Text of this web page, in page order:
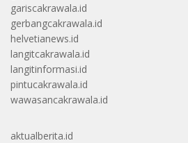
gariscakrawala.id
gerbangcakrawala.id
helvetianews.id
langitcakrawala.id
langitinformasi.id
pintucakrawala.id
wawasancakrawala.id
aktualberita.id